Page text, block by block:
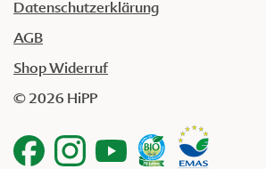
Datenschutzerklärung
AGB
Shop Widerruf
© 2026 HiPP